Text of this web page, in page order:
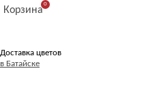
Корзина
0
Доставка цветов
в Батайске